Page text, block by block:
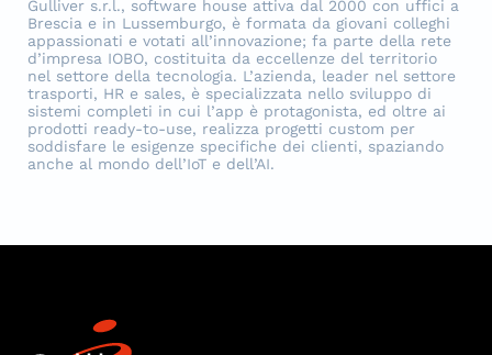
Gulliver s.r.l., software house attiva dal 2000 con uffici a
Brescia e in Lussemburgo, è formata da giovani colleghi
appassionati e votati all’innovazione; fa parte della rete
d’impresa IOBO, costituita da eccellenze del territorio
nel settore della tecnologia. L’azienda, leader nel settore
trasporti, HR e sales, è specializzata nello sviluppo di
sistemi completi in cui l’app è protagonista, ed oltre ai
prodotti ready-to-use, realizza progetti custom per
soddisfare le esigenze specifiche dei clienti, spaziando
anche al mondo dell’IoT e dell’AI.